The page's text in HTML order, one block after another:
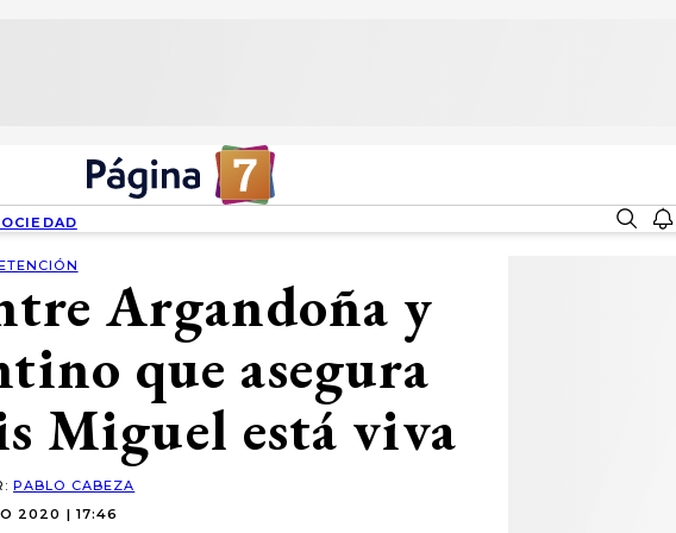
Argandoña y
que asegura
Miguel está viva
PABLO CABEZA
2020 | 17:46